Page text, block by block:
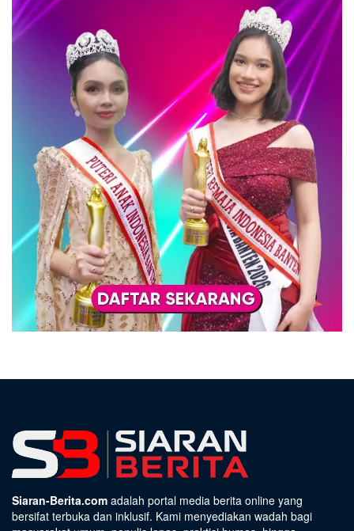
Siaran-Berita.com adalah portal media berita online yang
bersifat terbuka dan inklusif. Kami menyediakan wadah bagi